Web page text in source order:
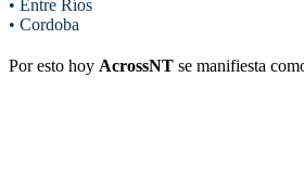
• Entre Ríos
• Cordoba
Por esto hoy AcrossNT se manifiesta